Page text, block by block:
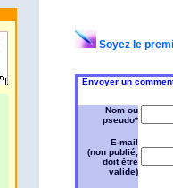
Soyez le
Envoyer un
Nom ou
pseudo*
E-mail
(non publié,
doit être
valide)